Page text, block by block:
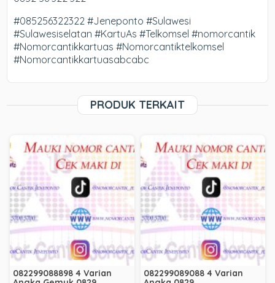
#085256322322 #Jeneponto #Sulawesi
#Sulawesiselatan #KartuAs #Telkomsel #nomorcantik
#Nomorcantikkartuas #Nomorcantiktelkomsel
#Nomorcantikkartuasabcabc
PRODUK TERKAIT
082299088898 4 Varian
082299089088 4 Varian